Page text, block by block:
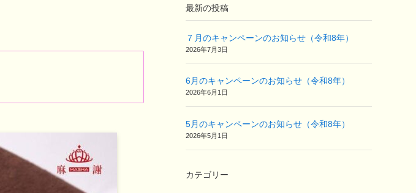
最新の投稿
７月のキャンペーンのお知らせ（令和8年）
2026年7月3日
6月のキャンペーンのお知らせ（令和8年）
2026年6月1日
5月のキャンペーンのお知らせ（令和8年）
2026年5月1日
カテゴリー